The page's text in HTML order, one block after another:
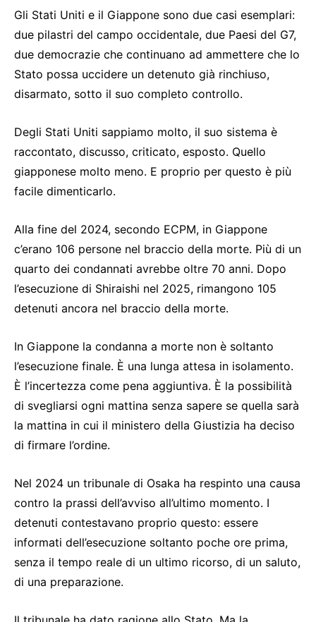
Gli Stati Uniti e il Giappone sono due casi esemplari:
due pilastri del campo occidentale, due Paesi del G7,
due democrazie che continuano ad ammettere che lo
Stato possa uccidere un detenuto già rinchiuso,
disarmato, sotto il suo completo controllo.
Degli Stati Uniti sappiamo molto, il suo sistema è
raccontato, discusso, criticato, esposto. Quello
giapponese molto meno. E proprio per questo è più
facile dimenticarlo.
Alla fine del 2024, secondo ECPM, in Giappone
c’erano 106 persone nel braccio della morte. Più di un
quarto dei condannati avrebbe oltre 70 anni. Dopo
l’esecuzione di Shiraishi nel 2025, rimangono 105
detenuti ancora nel braccio della morte.
In Giappone la condanna a morte non è soltanto
l’esecuzione finale. È una lunga attesa in isolamento.
È l’incertezza come pena aggiuntiva. È la possibilità
di svegliarsi ogni mattina senza sapere se quella sarà
la mattina in cui il ministero della Giustizia ha deciso
di firmare l’ordine.
Nel 2024 un tribunale di Osaka ha respinto una causa
contro la prassi dell’avviso all’ultimo momento. I
detenuti contestavano proprio questo: essere
informati dell’esecuzione soltanto poche ore prima,
senza il tempo reale di un ultimo ricorso, di un saluto,
di una preparazione.